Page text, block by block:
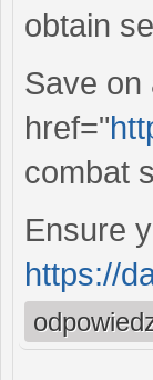
obtain
Save on
href="
combat
Ensure
https://